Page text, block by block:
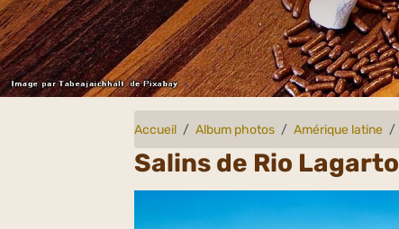
Accueil Album photos Amérique latine
Salins de Rio